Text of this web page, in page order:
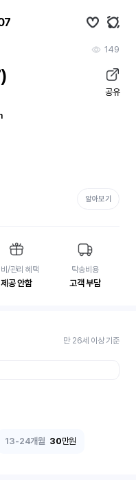
149
공유
알아보기
/관리 혜택
제공 안함
탁송비용
고객 부담
만 26세 이상 기준
13-24개월 30만원